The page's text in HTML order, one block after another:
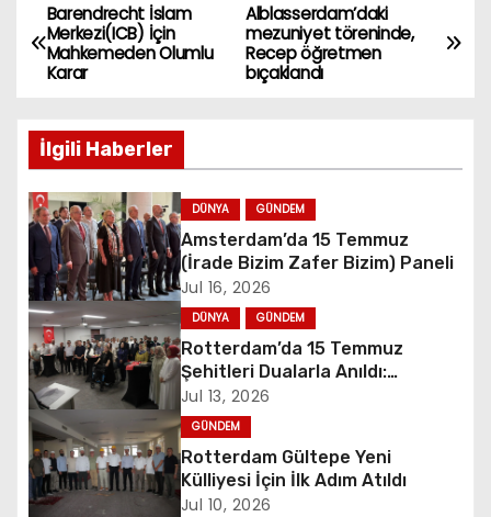
P
o
t
n
a
v
i
g
a
t
Alblasserdam’daki
mezuniyet töreninde,
Recep öğretmen
bıçaklandı
Barendrecht İslam
Merkezi(ICB) İçin
Mahkemeden Olumlu
Karar
İlgili Haberler
DÜNYA GÜNDEM
Amsterdam’da 15 Temmuz
(İrade Bizim Zafer Bizim) Paneli
Jul 16, 2026
DÜNYA GÜNDEM
Rotterdam’da 15 Temmuz
Şehitleri Dualarla Anıldı:
“Demokrasiye Sahip Çıkmanın
Sembolü”
Jul 13, 2026
GÜNDEM
Rotterdam Gültepe Yeni
Külliyesi İçin İlk Adım Atıldı
Jul 10, 2026